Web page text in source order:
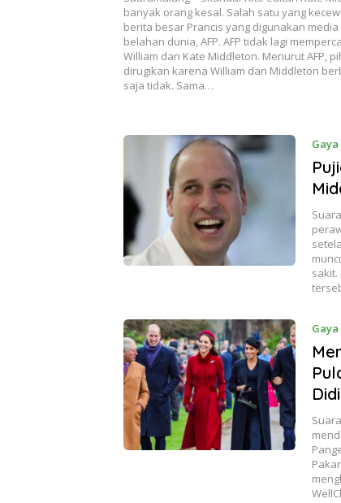
banyak orang kesal. Salah satu yang
berita besar Prancis yang digunakan
belahan dunia, AFP. AFP tidak lagi
William dan Kate Middleton. Menurut AFP,
dirugikan karena William dan Middleton
saja tidak. Sama…